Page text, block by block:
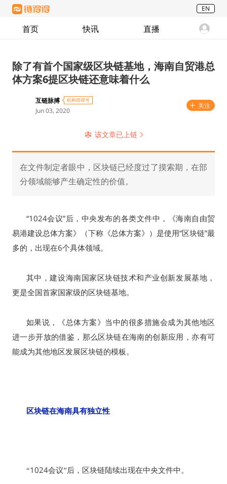
EN
首页 快讯 直播
除了有首个国家级区块链基地，海南自贸港总
体方案6提区块链还意味着什么
互链脉搏 机构得得号
Jun 03, 2020
关注
该文章已上链
在文件制定者眼中，区块链已经度过了摸索期，在部
分领域能够产生确定性的价值。
“1024会议”后，中央发布的各类文件中，《海南自由贸
易港建设总体方案》（下称《总体方案》）是使用“区块链”最
多的，出现在6个具体领域。
其中，建设海南国家区块链技术和产业创新发展基地，
更是全国首家国家级的区块链基地。
如果说，《总体方案》当中的很多措施会成为其他地区
进一步开放的借鉴，那么区块链在海南的创新应用，亦有可
能成为其他地区发展区块链的模板。
区块链在海南具有独立性
“1024会议”后，区块链陆续出现在中央文件中。